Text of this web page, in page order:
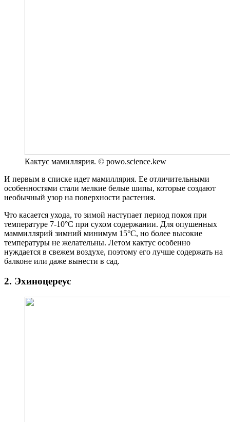
Кактус мамиллярия. © powo.science.kew
И первым в списке идет мамиллярия. Ее отличительными
особенностями стали мелкие белые шипы, которые создают
необычный узор на поверхности растения.
Что касается ухода, то зимой наступает период покоя при
температуре 7-10°С при сухом содержании. Для опушенных
маммиллярий зимний минимум 15°С, но более высокие
температуры не желательны. Летом кактус особенно
нуждается в свежем воздухе, поэтому его лучше содержать на
балконе или даже вынести в сад.
2. Эхиноцереус